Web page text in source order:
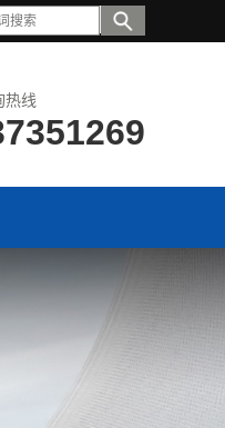
热线